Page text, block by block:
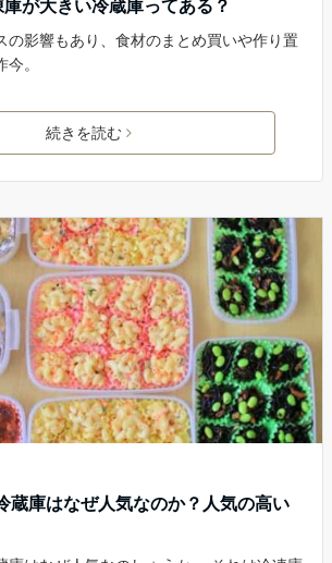
が大きい冷蔵庫ってある？
の影響もあり、食材のまとめ買いや作り置
。
続きを読む
蔵庫はなぜ人気なのか？人気の高い